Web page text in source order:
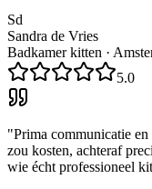
Sd
Sandra de Vries
Badkamer kitten ·
5.0
"Prima communicatie
zou kosten, achteraf
wie écht professioneel